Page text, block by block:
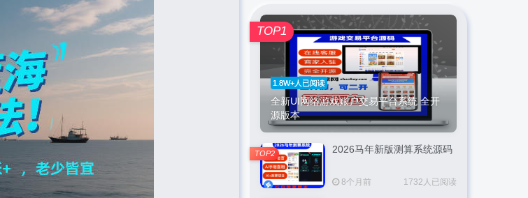
1.8W+人已阅读
全新UI网络游戏账户交易平台系统 全开
源版本
TOP1
2026马年新版测算系统源码
8个月前 1732人已阅读
TOP2